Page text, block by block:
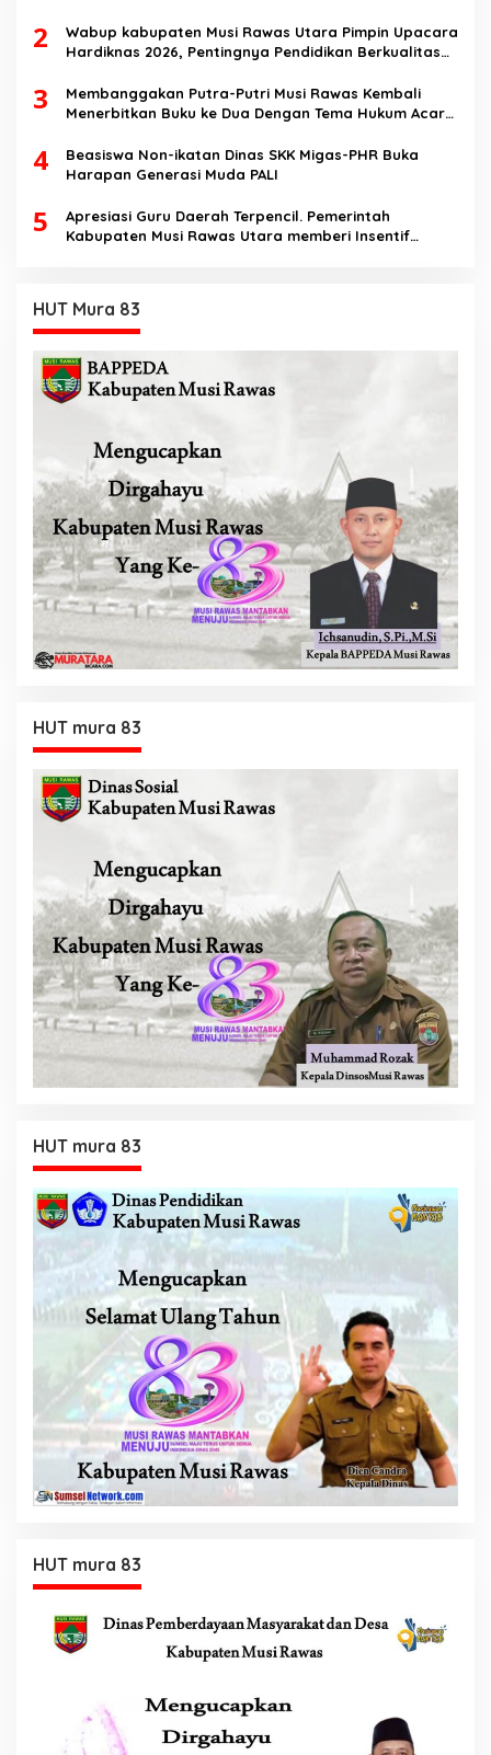
Speech di SMK Ikhlas Jawilan
2
Wabup kabupaten Musi Rawas Utara Pimpin Upacara
Hardiknas 2026, Pentingnya Pendidikan Berkualitas
3
Membanggakan Putra-Putri Musi Rawas Kembali
Menerbitkan Buku ke Dua Dengan Tema Hukum Acara
4
Beasiswa Non-ikatan Dinas SKK Migas-PHR Buka
Harapan Generasi Muda PALI
5
Apresiasi Guru Daerah Terpencil. Pemerintah
Kabupaten Musi Rawas Utara memberi Insentif
HUT Mura 83
HUT mura 83
HUT mura 83
HUT mura 83